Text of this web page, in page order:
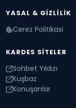
YASAL & GIZLILIK
Cerez Politikasi
KARDES SITELER
Sohbet Yıldızı
Kuşbaz
Konuşanlar